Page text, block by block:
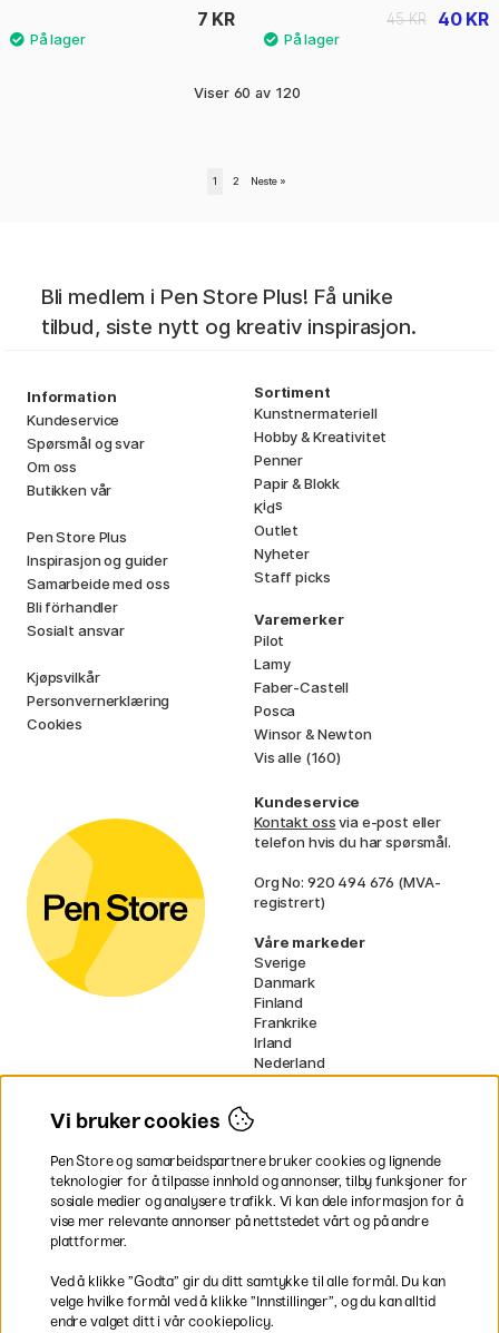
7 KR 40 KR
45 KR
Viser 60 av 120
1 2 Neste »
Bli medlem i Pen Store Plus! Få unike
tilbud, siste nytt og kreativ inspirasjon.
Information
Kundeservice
Spørsmål og svar
Om oss
Butikken vår
Pen Store Plus
Inspirasjon og guider
Samarbeide med oss
Bli förhandler
Sosialt ansvar
Kjøpsvilkår
Personvernerklæring
Cookies
Sortiment
Kunstnermateriell
Hobby & Kreativitet
Penner
Papir & Blokk
Kids
Outlet
Nyheter
Staff picks
Varemerker
Pilot
Lamy
Faber-Castell
Posca
Winsor & Newton
Vis alle (160)
Kundeservice
Kontakt ossvia e-post eller
telefon hvis du har spørsmål.
Org No: 920 494 676 (MVA-
registrert)
Våre markeder
Sverige
Danmark
Finland
Frankrike
Irland
Nederland
Tyskland
* Spesifikkefraktvilkårgjelder for
voluminøse varer.
Vi bruker cookies
Pen Store og samarbeidspartnere bruker cookies og lignende
teknologier for å tilpasse innhold og annonser, tilby funksjoner for
sosiale medier og analysere trafikk. Vi kan dele informasjon for å
vise mer relevante annonser på nettstedet vårt og på andre
plattformer.
Ved å klikke ”Godta” gir du ditt samtykke til alle formål. Du kan
velge hvilke formål ved å klikke ”Innstillinger”, og du kan alltid
endre valget ditt i vår cookiepolicy.